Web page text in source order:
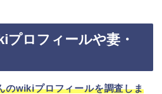
プロフィールや妻・
のwikiプロフィールを調査しま